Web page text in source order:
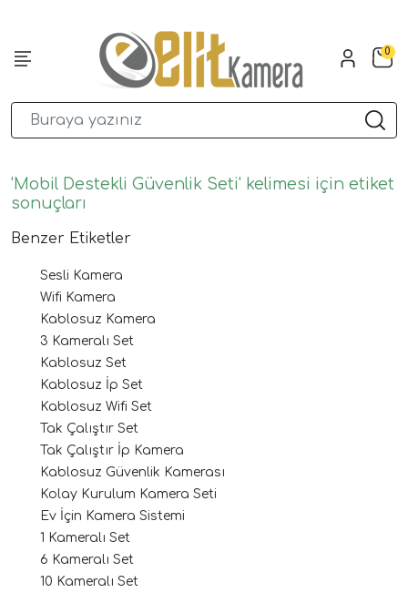
0
'Mobil Destekli Güvenlik Seti' kelimesi için etiket
sonuçları
Benzer Etiketler
Sesli Kamera
Wifi Kamera
Kablosuz Kamera
3 Kameralı Set
Kablosuz Set
Kablosuz İp Set
Kablosuz Wifi Set
Tak Çalıştır Set
Tak Çalıştır İp Kamera
Kablosuz Güvenlik Kamerası
Kolay Kurulum Kamera Seti
Ev İçin Kamera Sistemi
1 Kameralı Set
6 Kameralı Set
10 Kameralı Set